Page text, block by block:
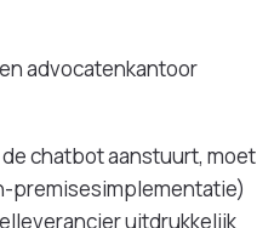
advocatenkantoor
de chatbot aanstuurt, moet
premisesimplementatie)
uitdrukkelijk